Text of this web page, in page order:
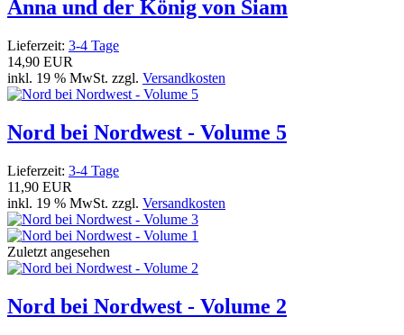
Anna und der König von Siam
Lieferzeit: 3-4 Tage
14,90 EUR
inkl. 19 % MwSt. zzgl. Versandkosten
Nord bei Nordwest - Volume 5
Lieferzeit: 3-4 Tage
11,90 EUR
inkl. 19 % MwSt. zzgl. Versandkosten
Zuletzt angesehen
Nord bei Nordwest - Volume 2